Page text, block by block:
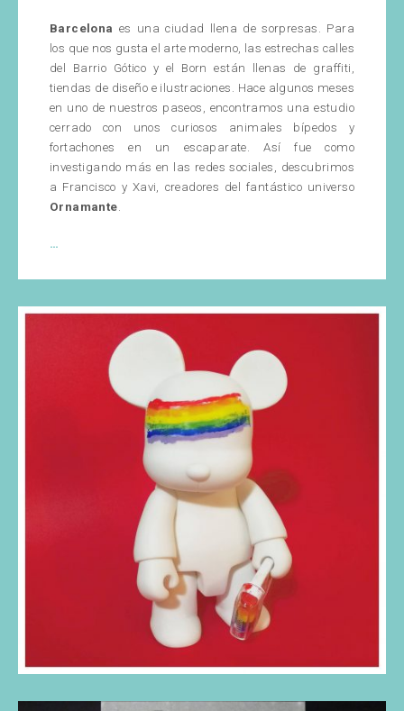
Barcelona es una ciudad llena de sorpresas. Para
los que nos gusta el arte moderno, las estrechas calles
del Barrio Gótico y el Born están llenas de graffiti,
tiendas de diseño e ilustraciones. Hace algunos meses
en uno de nuestros paseos, encontramos una estudio
cerrado con unos curiosos animales bípedos y
fortachones en un escaparate. Así fue como
investigando más en las redes sociales, descubrimos
a Francisco y Xavi, creadores del fantástico universo
Ornamante.
…
Animal
Humanizada